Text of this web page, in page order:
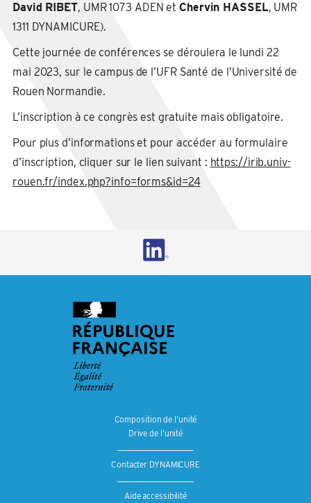
David RIBET, UMR 1073 ADEN etChervin HASSEL, UMR
1311 DYNAMICURE).
Cette journée de conférences se déroulera le lundi 22
mai 2023, sur le campus de l’UFR Santé de l’Université de
Rouen Normandie.
L’inscription à ce congrès est gratuite mais obligatoire.
Pour plus d’informations et pour accéder au formulaire
d’inscription, cliquer sur le lien suivant : https://irib.univ-
rouen.fr/index.php?info=forms&id=24
Composition de l’unité
Drive de l’unité
Contacter DYNAMICURE
Aide accessibilité